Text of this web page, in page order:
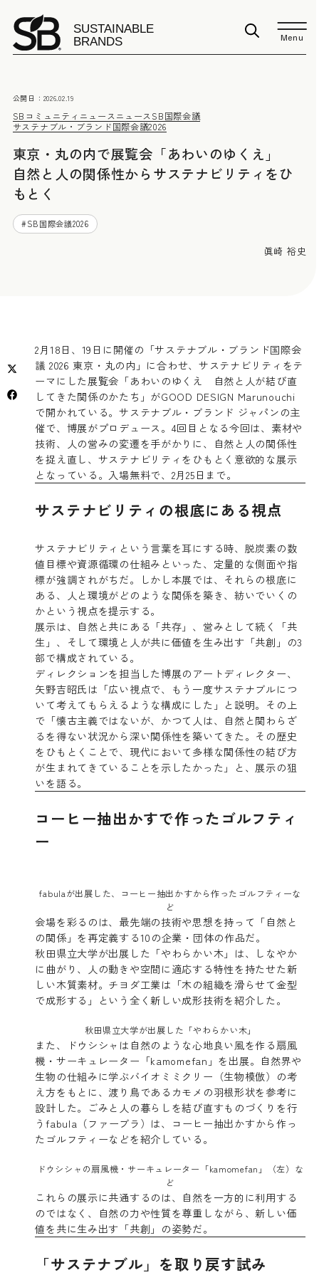
Menu
SBコミュニティニュースニュースSB国際会議
サステナブル・ブランド国際会議2026
公開日： 2026.02.19
東京・丸の内で展覧会「あわいのゆくえ」
自然と人の関係性からサステナビリティをひ
もとく
#SB国際会議2026
眞崎 裕史
2月18日、19日に開催の「サステナブル・ブランド国際会
議 2026 東京・丸の内」に合わせ、サステナビリティをテ
ーマにした展覧会「あわいのゆくえ 自然と人が結び直
してきた関係のかたち」がGOOD DESIGN Marunouchi
で開かれている。サステナブル・ブランド ジャパンの主
催で、博展がプロデュース。4回目となる今回は、素材や
技術、人の営みの変遷を手がかりに、自然と人の関係性
を捉え直し、サステナビリティをひもとく意欲的な展示
となっている。入場無料で、2月25日まで。
サステナビリティの根底にある視点
サステナビリティという言葉を耳にする時、脱炭素の数
値目標や資源循環の仕組みといった、定量的な側面や指
標が強調されがちだ。しかし本展では、それらの根底に
ある、人と環境がどのような関係を築き、紡いでいくの
かという視点を提示する。
展示は、自然と共にある「共存」、営みとして続く「共
生」、そして環境と人が共に価値を生み出す「共創」の3
部で構成されている。
ディレクションを担当した博展のアートディレクター、
矢野吉昭氏は「広い視点で、もう一度サステナブルにつ
いて考えてもらえるような構成にした」と説明。その上
で「懐古主義ではないが、かつて人は、自然と関わらざ
るを得ない状況から深い関係性を築いてきた。その歴史
をひもとくことで、現代において多様な関係性の結び方
が生まれてきていることを示したかった」と、展示の狙
いを語る。
コーヒー抽出かすで作ったゴルフティ
ー
fabulaが出展した、コーヒー抽出かすから作ったゴルフティーな
ど
会場を彩るのは、最先端の技術や思想を持って「自然と
の関係」を再定義する10の企業・団体の作品だ。
秋田県立大学が出展した「やわらかい木」は、しなやか
に曲がり、人の動きや空間に適応する特性を持たせた新
しい木質素材。チヨダ工業は「木の組織を滑らせて金型
で成形する」という全く新しい成形技術を紹介した。
秋田県立大学が出展した「やわらかい木」
また、ドウシシャは自然のような心地良い風を作る扇風
機・サーキュレーター「kamomefan」を出展。自然界や
生物の仕組みに学ぶバイオミミクリー（生物模倣）の考
え方をもとに、渡り鳥であるカモメの羽根形状を参考に
設計した。ごみと人の暮らしを結び直すものづくりを行
うfabula（ファーブラ）は、コーヒー抽出かすから作っ
たゴルフティーなどを紹介している。
ドウシシャの扇風機・サーキュレーター「kamomefan」（左）な
ど
これらの展示に共通するのは、自然を一方的に利用する
のではなく、自然の力や性質を尊重しながら、新しい価
値を共に生み出す「共創」の姿勢だ。
「サステナブル」を取り戻す試み